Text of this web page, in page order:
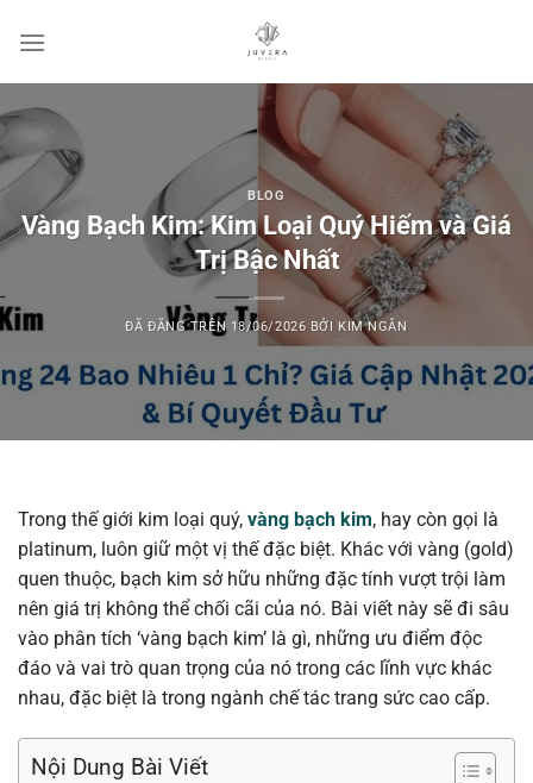
đến
dung
BLOG
Vàng Bạch Kim: Kim Loại Quý Hiếm và Giá
Trị Bậc Nhất
ĐÃ ĐĂNG TRÊN 18/06/2026 BỞI KIM NGÂN
Trong thế giới kim loại quý, vàng bạch kim, hay còn gọi là
platinum, luôn giữ một vị thế đặc biệt. Khác với vàng (gold)
quen thuộc, bạch kim sở hữu những đặc tính vượt trội làm
nên giá trị không thể chối cãi của nó. Bài viết này sẽ đi sâu
vào phân tích ‘vàng bạch kim’ là gì, những ưu điểm độc
đáo và vai trò quan trọng của nó trong các lĩnh vực khác
nhau, đặc biệt là trong ngành chế tác trang sức cao cấp.
Nội Dung Bài Viết